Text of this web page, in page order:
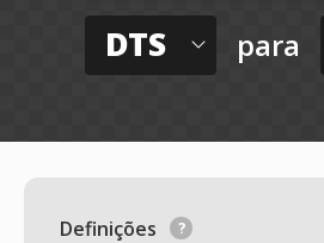
DTS para
Definições